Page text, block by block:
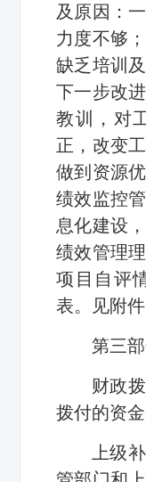
及原因：
力度不够
缺乏培训
下一步改
教训，对
正，改变
做到资源
绩效监控
息化建设
绩效管理
项目自评
表。见附件
第三
财政
拨付的资金
上级